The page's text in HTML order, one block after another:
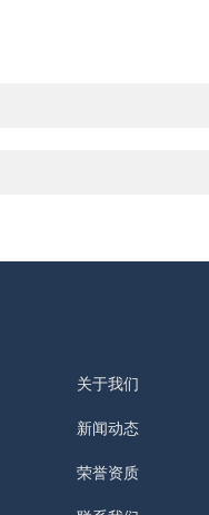
关于我们
新闻动态
荣誉资质